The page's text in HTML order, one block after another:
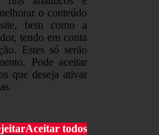
o conteúdo
bem como a
tendo em conta
Estes só serão
Pode aceitar
que deseja ativar
Aceitar todos